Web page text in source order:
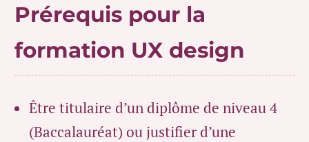
Prérequis pour la
formation UX design
Être titulaire d’un diplôme de niveau 4
(Baccalauréat) ou justifier d’une